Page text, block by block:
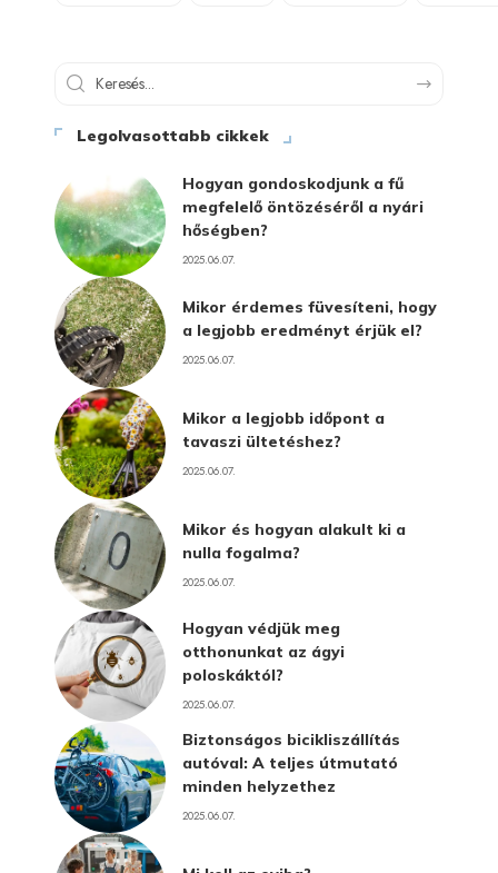
Legolvasottabb cikkek
Hogyan gondoskodjunk a fű
megfelelő öntözéséről a nyári
hőségben?
2025.06.07.
Mikor érdemes füvesíteni, hogy
a legjobb eredményt érjük el?
2025.06.07.
Mikor a legjobb időpont a
tavaszi ültetéshez?
2025.06.07.
Mikor és hogyan alakult ki a
nulla fogalma?
2025.06.07.
Hogyan védjük meg
otthonunkat az ágyi
poloskáktól?
2025.06.07.
Biztonságos bicikliszállítás
autóval: A teljes útmutató
minden helyzethez
2025.06.07.